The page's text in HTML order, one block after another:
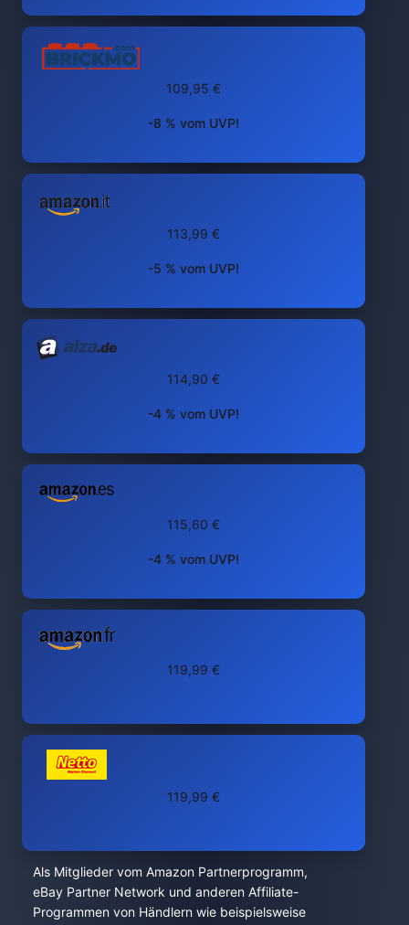
109,95 €
-8 % vom UVP!
113,99 €
-5 % vom UVP!
114,90 €
-4 % vom UVP!
115,60 €
-4 % vom UVP!
119,99 €
119,99 €
Als Mitglieder vom Amazon Partnerprogramm,
eBay Partner Network und anderen Affiliate-
Programmen von Händlern wie beispielsweise